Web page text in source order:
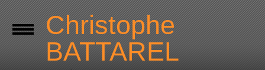
Christophe
BATTAREL